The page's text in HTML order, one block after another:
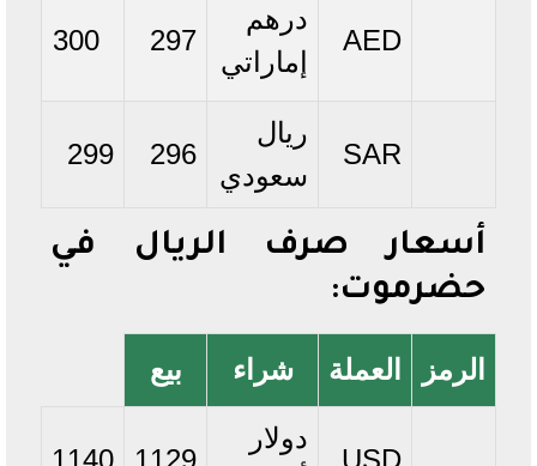
AED
درهم
إماراتي
297
300
SAR
ريال
سعودي
296
299
أسعار صرف الريال في
حضرموت:
الرمز العملة شراء بيع
USD
دولار
1129
1140